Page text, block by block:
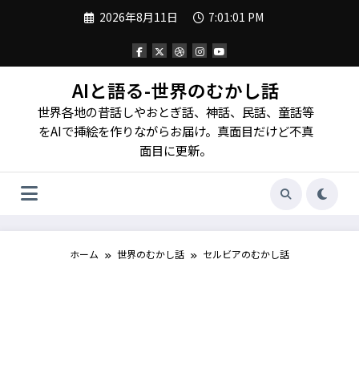
ツ
2026年8月11日 7:01:02 PM
AIと語る-世界のむかし話
世界各地の昔話しやおとぎ話、神話、民話、童話等
をAIで挿絵を作りながらお届け。真面目だけど不真
面目に更新。
ホーム 世界のむかし話 セルビアのむかし話